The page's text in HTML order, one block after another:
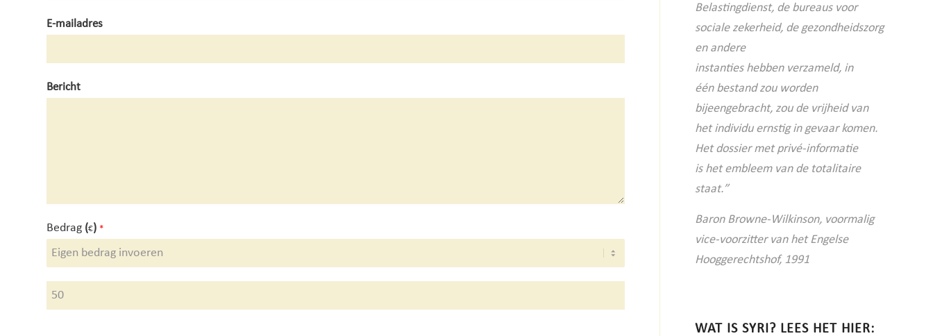
E-mailadres
Bericht
Bedrag (€) *
Belastingdienst, de bureaus voor
sociale zekerheid, de gezondheidszorg
en andere
instanties hebben verzameld, in
één bestand zou worden
bijeengebracht, zou de vrijheid van
het individu ernstig ingevaar komen.
Het dossier met privé-informatie
is het embleem van de totalitaire
staat.”
Baron Browne-Wilkinson, voormalig
vice-voorzitter van het Engelse
Hooggerechtshof, 1991
WAT IS SYRI? LEES HET HIER: